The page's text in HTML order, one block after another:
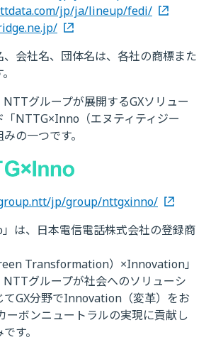
jp/ja/lineup/fedi/
、会社名、団体名は、各社の商標また
グループが展開するGXソリュー
「NTTG×Inno（エヌティティジー
の一つです。
jp/group/nttgxinno/
」は、日本電信電話株式会社の登録商
Transformation）×Innovation」
NTTグループが社会へのソリューシ
てGX分野でInnovation（変革）をお
ーボンニュートラルの実現に貢献し
す。